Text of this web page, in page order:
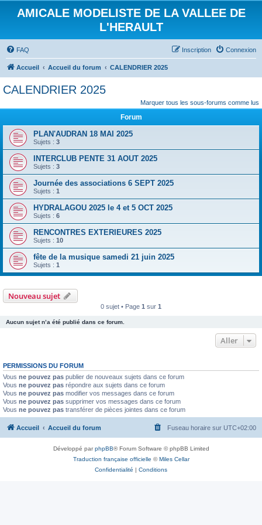
AMICALE MODELISTE DE LA VALLEE DE
L'HERAULT
FAQ Connexion
Inscription
Accueil Accueil du forum CALENDRIER 2025
CALENDRIER 2025
Marquer tous les sous-forums comme lus
Forum
PLAN'AUDRAN 18 MAI 2025
Sujets : 3
INTERCLUB PENTE 31 AOUT 2025
Sujets : 3
Journée des associations 6 SEPT 2025
Sujets : 1
HYDRALAGOU 2025 le 4 et 5 OCT 2025
Sujets : 6
RENCONTRES EXTERIEURES 2025
Sujets : 10
fête de la musique samedi 21 juin 2025
Sujets : 1
Nouveau sujet
0 sujet • Page 1 sur 1
Aucun sujet n’a été publié dans ce forum.
Aller
PERMISSIONS DU FORUM
Vous ne pouvez pas publier de nouveaux sujets dans ce forum
Vous ne pouvez pas répondre aux sujets dans ce forum
Vous ne pouvez pas modifier vos messages dans ce forum
Vous ne pouvez pas supprimer vos messages dans ce forum
Vous ne pouvez pas transférer de pièces jointes dans ce forum
Accueil Accueil du forum Fuseau horaire sur UTC+02:00
Développé parphpBB® Forum Software © phpBB Limited
Traduction française officielle ©Miles Cellar
Confidentialité | Conditions